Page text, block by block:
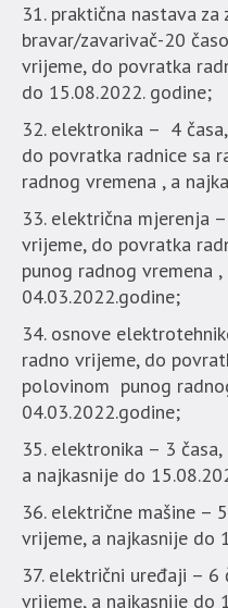
praktična nastava za
bravar/zavarivač-20
vrijeme, do povratka
do 15.08.2022. godine;
elektronika – 4
do povratka radnice sa
radnog vremena , a
električna mjerenja
vrijeme, do povratka
punog radnog vremena
04.03.2022.godine;
osnove
radno vrijeme, do
polovinom punog
04.03.2022.godine;
elektronika – 3
a najkasnije do
električne mašine –
vrijeme, a najkasnije do
električni uređaji – 6
vrijeme, a najkasnije do